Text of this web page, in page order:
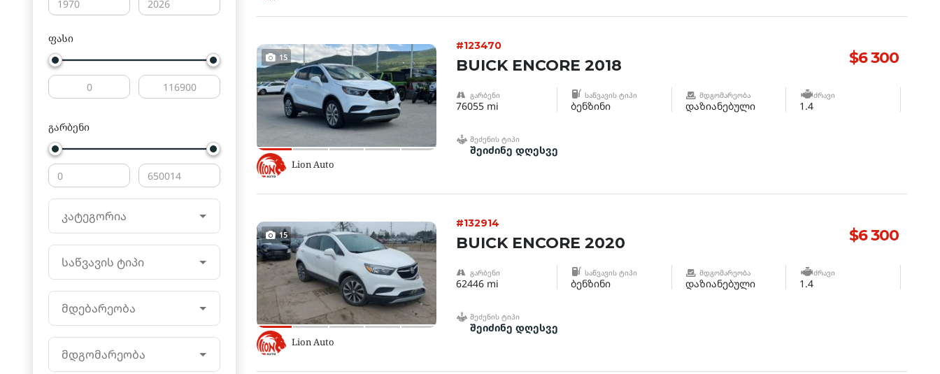
ფასი
გარბენი
კატეგორია
საწვავის ტიპი
მდებარეობა
მდგომარეობა
15
Lion Auto
$6 300
#123470
BUICK ENCORE 2018
ᲒᲐᲠᲑᲔᲜᲘ
76055 mi
ᲡᲐᲬᲕᲐᲕᲘᲡ ᲢᲘᲞᲘ
ბენზინი
ᲛᲓᲒᲝᲛᲐᲠᲔᲝᲑᲐ
დაზიანებული
ᲫᲠᲐᲕᲘ
1.4
ᲨᲔᲫᲔᲜᲘᲡ ᲢᲘᲞᲘ
შეიძინე დღესვე
15
Lion Auto
$6 300
#132914
BUICK ENCORE 2020
ᲒᲐᲠᲑᲔᲜᲘ
62446 mi
ᲡᲐᲬᲕᲐᲕᲘᲡ ᲢᲘᲞᲘ
ბენზინი
ᲛᲓᲒᲝᲛᲐᲠᲔᲝᲑᲐ
დაზიანებული
ᲫᲠᲐᲕᲘ
1.4
ᲨᲔᲫᲔᲜᲘᲡ ᲢᲘᲞᲘ
შეიძინე დღესვე